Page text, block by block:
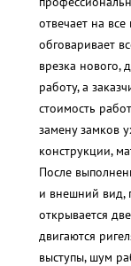
отвечает на
обговаривает
врезка нового,
работу, а
стоимость
замену замков
конструкции,
После
и внешний вид,
открывается
двигаются
выступы, шум